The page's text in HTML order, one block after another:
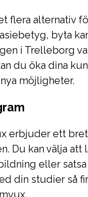
flera alternativ
byta
i Trelleborg
du öka dina
möjligheter.
erbjuder ett
Du kan välja att
eller satsa
din studier så